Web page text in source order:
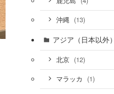
沖縄 (13)
アジア（日本以外）
北京 (12)
マラッカ (1)